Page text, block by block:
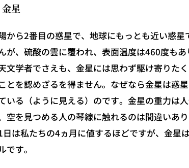
星
から2番目の惑星で、地球にもっとも近い惑星
が、硫酸の雲に覆われ、表面温度は460度もあ
文学者でさえも、金星には思わず駆け寄りた
とを認めざるを得ません。なぜなら金星は惑
いる（ように見える）のです。金星の重力は
空を見つめる人の琴線に触れるのは間違いあ
日は私たちの4ヵ月に値するほどですが、金星
です。